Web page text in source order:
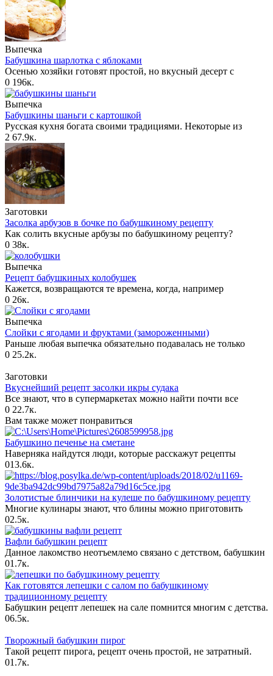
Выпечка
Бабушкина шарлотка с яблоками
Осенью хозяйки готовят простой, но вкусный десерт с
0 196к.
Выпечка
Бабушкины шаньги с картошкой
Русская кухня богата своими традициями. Некоторые из
2 67.9к.
Заготовки
Засолка арбузов в бочке по бабушкиному рецепту
Как солить вкусные арбузы по бабушкиному рецепту?
0 38к.
Выпечка
Рецепт бабушкиных колобушек
Кажется, возвращаются те времена, когда, например
0 26к.
Выпечка
Слойки с ягодами и фруктами (замороженными)
Раньше любая выпечка обязательно подавалась не только
0 25.2к.
Заготовки
Вкуснейший рецепт засолки икры судака
Все знают, что в супермаркетах можно найти почти все
0 22.7к.
Вам также может понравиться
Бабушкино печенье на сметане
Наверняка найдутся люди, которые расскажут рецепты
013.6к.
Золотистые блинчики на кулеше по бабушкиному рецепту
Многие кулинары знают, что блины можно приготовить
02.5к.
Вафли бабушкин рецепт
Данное лакомство неотъемлемо связано с детством, бабушкин
01.7к.
Как готовятся лепешки с салом по бабушкиному
традиционному рецепту
Бабушкин рецепт лепешек на сале помнится многим с детства.
06.5к.
Творожный бабушкин пирог
Такой рецепт пирога, рецепт очень простой, не затратный.
01.7к.